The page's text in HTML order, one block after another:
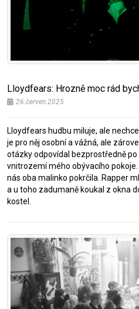
Lloydfears: Hrozně moc rád
26.červen 2025
Lloydfears hudbu miluje, ale
je pro něj osobní a vážná, ale
otázky odpovídal bezprostředně
vnitrozemí mého obývacího
nás oba malinko pokrčila. Rapper
a u toho zadumaně koukal z okna
kostel.